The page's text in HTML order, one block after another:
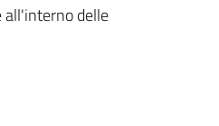
all'interno delle